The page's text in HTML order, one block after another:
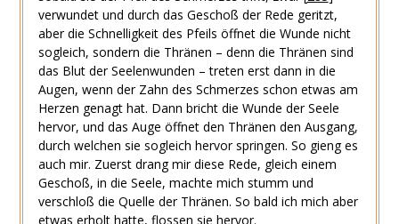
verwundet und durch das Geschoß der Rede geritzt,
aber die Schnelligkeit des Pfeils öffnet die Wunde nicht
sogleich, sondern die Thränen – denn die Thränen sind
das Blut der Seelenwunden – treten erst dann in die
Augen, wenn der Zahn des Schmerzes schon etwas am
Herzen genagt hat. Dann bricht die Wunde der Seele
hervor, und das Auge öffnet den Thränen den Ausgang,
durch welchen sie sogleich hervor springen. So gieng es
auch mir. Zuerst drang mir diese Rede, gleich einem
Geschoß, in die Seele, machte mich stumm und
verschloß die Quelle der Thränen. So bald ich mich aber
etwas erholt hatte, flossen sie hervor.